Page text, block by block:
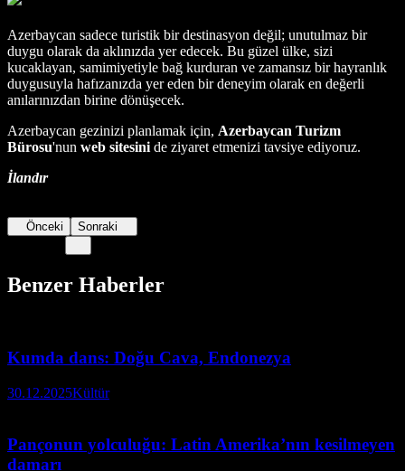
Azerbaycan sadece turistik bir destinasyon değil; unutulmaz bir
duygu olarak da aklınızda yer edecek. Bu güzel ülke, sizi
kucaklayan, samimiyetiyle bağ kurduran ve zamansız bir hayranlık
duygusuyla hafızanızda yer eden bir deneyim olarak en değerli
anılarınızdan birine dönüşecek.
Azerbaycan gezinizi planlamak için, Azerbaycan Turizm
Bürosu'nun web sitesini de ziyaret etmenizi tavsiye ediyoruz.
İlandır
Önceki Sonraki
Benzer Haberler
Kumda dans: Doğu Cava, Endonezya
30.12.2025Kültür
Pançonun yolculuğu: Latin Amerika’nın kesilmeyen
damarı